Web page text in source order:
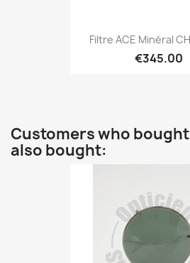
Filtre ACE Minéral
€345.00
Customers who
also bought: